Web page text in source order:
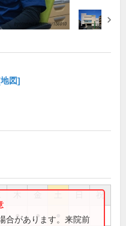
図]
祝
● ●
合があります。来院前